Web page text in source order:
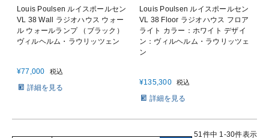
Louis Poulsen ルイスポールセン
VL 38 Wall ラジオハウス ウォー
ル ウォールランプ （ブラック）
ヴィルヘルム・ラウリッツェン
¥77,000 税込
詳細を見る
Louis Poulsen ルイスポールセン
VL 38 Floor ラジオハウス フロア
ライト カラー：ホワイト デザイ
ン：ヴィルヘルム・ラウリッツェ
ン
¥135,300 税込
詳細を見る
51 件中 1 -30件表示